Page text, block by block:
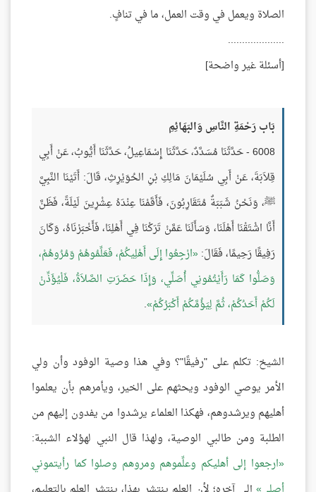
الصلاة ويعمل في وقت العمل، ما في تنافٍ.
....................
[أسئلة غير واضحة]
بَاب رَحْمَةِ النَّاسِ وَالبَهَائِمِ
6008 - حَدَّثَنَا مُسَدَّدٌ، حَدَّثَنَا إِسْمَاعِيلُ، حَدَّثَنَا أَيُّوبُ، عَنْ أَبِي
قِلاَبَةَ، عَنْ أَبِي سُلَيْمَانَ مَالِكِ بْنِ الحُوَيْرِثِ، قَالَ: أَتَيْنَا النَّبِيَّ
ﷺ، وَنَحْنُ شَبَبَةٌ مُتَقَارِبُونَ، فَأَقَمْنَا عِنْدَهُ عِشْرِينَ لَيْلَةً، فَظَنَّ
أَنَّا اشْتَقْنَا أَهْلَنَا، وَسَأَلَنَا عَمَّنْ تَرَكْنَا فِي أَهْلِنَا، فَأَخْبَرْنَاهُ، وَكَانَ
رَفِيقًا رَحِيمًا، فَقَالَ: ارْجِعُوا إِلَى أَهْلِيكُمْ، فَعَلِّمُوهُمْ وَمُرُوهُمْ،
وَصَلُّوا كَمَا رَأَيْتُمُونِي أُصَلِّي، وَإِذَا حَضَرَتِ الصَّلاَةُ، فَلْيُؤَذِّنْ
لَكُمْ أَحَدُكُمْ، ثُمَّ لِيَؤُمَّكُمْ أَكْبَرُكُمْ .
الشيخ: تكلم على "رفيقًا"؟ وفي هذا وصية الوفود وأن ولي
الأمر يوصي الوفود ويحثهم على الخير، ويأمرهم بأن يعلموا
أهليهم ويرشدوهم، فهكذا العلماء يرشدوا من يفدون إليهم من
الطلبة ومن طالبي الوصية، ولهذا قال النبي لهؤلاء الشببة:
ارجعوا إلى أهليكم وعلِّموهم ومروهم وصلوا كما رأيتموني